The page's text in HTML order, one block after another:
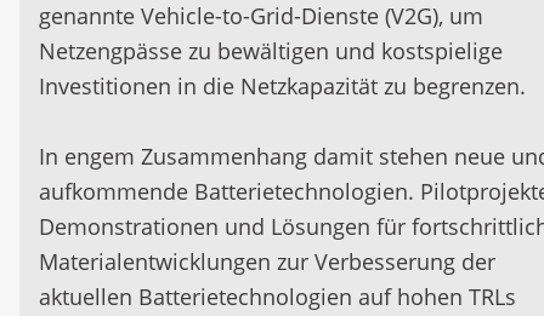
genannte Vehicle-to-Grid-Dienste (V2G), um
Netzengpässe zu bewältigen und kostspielige
Investitionen in die Netzkapazität zu begrenzen.
In engem Zusammenhang damit stehen neue
aufkommende Batterietechnologien.
Demonstrationen und Lösungen für
Materialentwicklungen zur Verbesserung der
aktuellen Batterietechnologien auf hohen TRLs